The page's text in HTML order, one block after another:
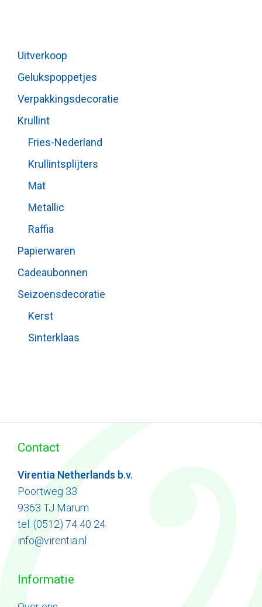
Uitverkoop
Gelukspoppetjes
Verpakkingsdecoratie
Krullint
Fries-Nederland
Krullintsplijters
Mat
Metallic
Raffia
Papierwaren
Cadeaubonnen
Seizoensdecoratie
Kerst
Sinterklaas
Contact
Virentia Netherlands b.v.
Poortweg 33
9363 TJ Marum
tel. (0512) 74 40 24
info@virentia.nl
Informatie